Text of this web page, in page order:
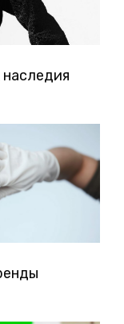
наследия